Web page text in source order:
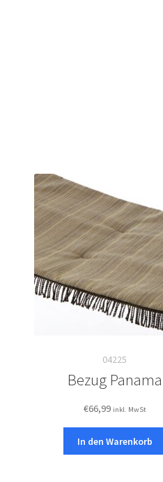
04225
Bezug Panama
€66,99 inkl. MwSt
In den Warenkorb